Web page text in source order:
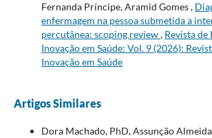
Fernanda Príncipe, Aramid Gomes ,
enfermagem na pessoa submetida a
percutânea: scoping review, Revista de
Inovação em Saúde: Vol. 9 (2026):
Inovação em Saúde
Artigos Similares
Dora Machado, PhD, Assunção